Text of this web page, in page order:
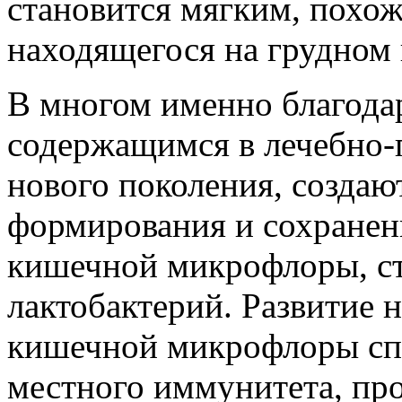
становится мягким,
находящегося на
В многом именно
содержащимся в
нового поколения,
формирования и
кишечной микрофлоры,
лактобактерий. Развитие
кишечной микрофлоры
местного иммунитета,